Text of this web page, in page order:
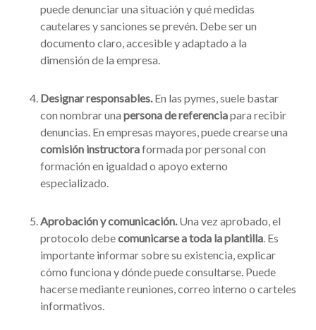
puede denunciar una situación y qué medidas
cautelares y sanciones se prevén. Debe ser un
documento claro, accesible y adaptado a la
dimensión de la empresa.
Designar responsables.En las pymes, suele bastar
con nombrar una persona de referenciapara recibir
denuncias. En empresas mayores, puede crearse una
comisión instructoraformada por personal con
formación en igualdad o apoyo externo
especializado.
Aprobación y comunicación.Una vez aprobado, el
protocolo debecomunicarse a toda la plantilla. Es
importante informar sobre su existencia, explicar
cómo funciona y dónde puede consultarse. Puede
hacerse mediante reuniones, correo interno o carteles
informativos.